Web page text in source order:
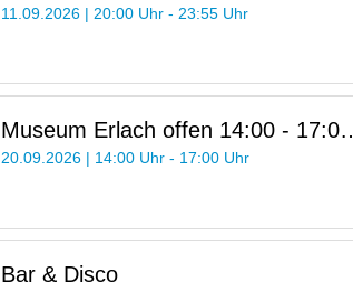
die Arbeit als Kriegsfotograf
11.09.2026 | 20:00 Uhr - 23:55 Uhr
Museum Erlach offen 14:00 - 17:00
Uhr
20.09.2026 | 14:00 Uhr - 17:00 Uhr
Bar & Disco